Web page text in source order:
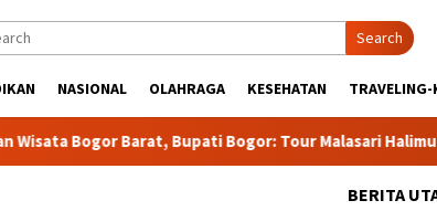
Search
NASIONAL OLAHRAGA KESEHATAN TRAVELING-
Barat, Bupati Bogor: Tour Malasari Halimun Salak Bakal
BERITA